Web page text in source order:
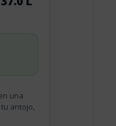
una
antojo,